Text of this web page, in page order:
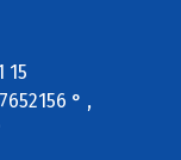
15
° ,